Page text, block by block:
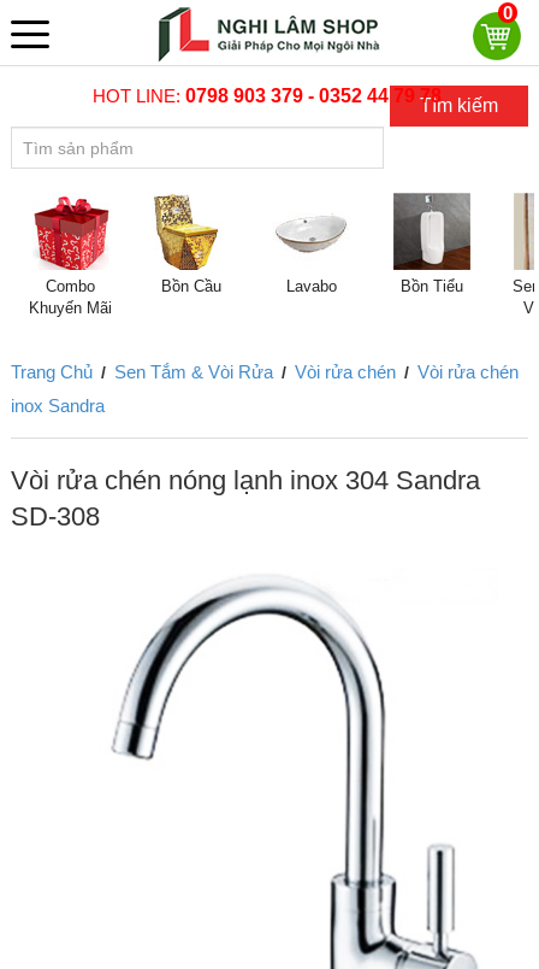
0
HOT LINE:0798 903 379 - 0352 44 79 78Tìm kiếm
Combo
Khuyến Mãi
Bồn Cầu Lavabo Bồn Tiểu
Trang Chủ / Sen Tắm & Vòi Rửa / Vòi rửa chén / Vòi rửa chén
inox Sandra
Vòi rửa chén nóng lạnh inox 304 Sandra
SD-308